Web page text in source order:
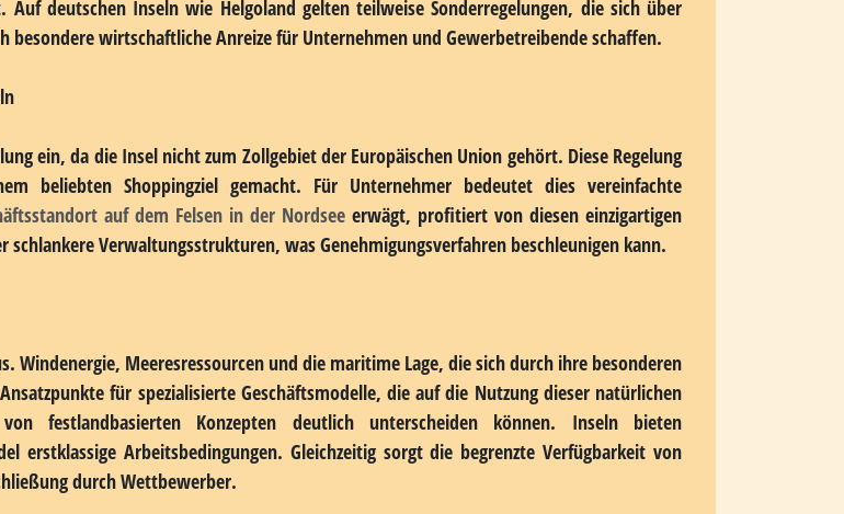
die Vorzüge insularer Standorte innerhalb des eigenen Landes, wobei sie erkennen,
bieten und echte geschäftliche Möglichkeiten eröffnen. Die Nord- und Ostsee
Ratgeber beleuchtet konkret, welche wirtschaftlichen Chancen sich durch einen
seriösen Firmensitz auf einem der attraktiven Eilande errichten möchten.
Unternehmer
durch ihre geografische Isolation, die besondere Lebensbedingungen schafft, sowie
wirtschaftliche und soziale Leben der Bewohner prägen. Diese geografische
deutschen Inseln wie Helgoland gelten teilweise Sonderregelungen, die sich über
besondere wirtschaftliche Anreize für Unternehmen und Gewerbetreibende schaffen.
ein, da die Insel nicht zum Zollgebiet der Europäischen Union gehört. Diese Regelung